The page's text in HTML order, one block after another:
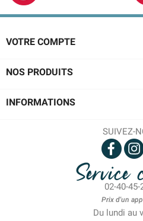
VOTRE COMPTE
NOS PRODUITS
INFORMATIONS
SUIVEZ-
Service
02-40-45-
Prix d'un
Du lundi au